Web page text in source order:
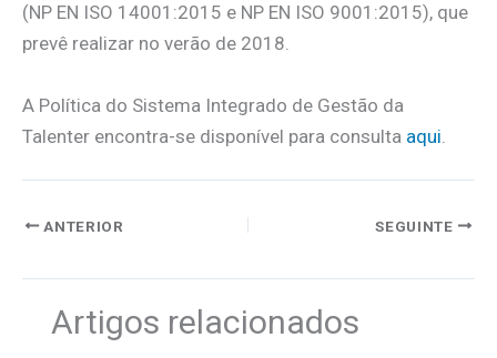
(NP EN ISO 14001:2015 e NP EN ISO 9001:2015), que
prevê realizar no verão de 2018.
A Política do Sistema Integrado de Gestão da
Talenter encontra-se disponível para consulta aqui
ANTERIOR SEGUINTE
Artigos relacionados